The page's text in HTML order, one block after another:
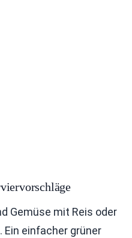
Gemüse mit Reis oder
Ein einfacher grüner